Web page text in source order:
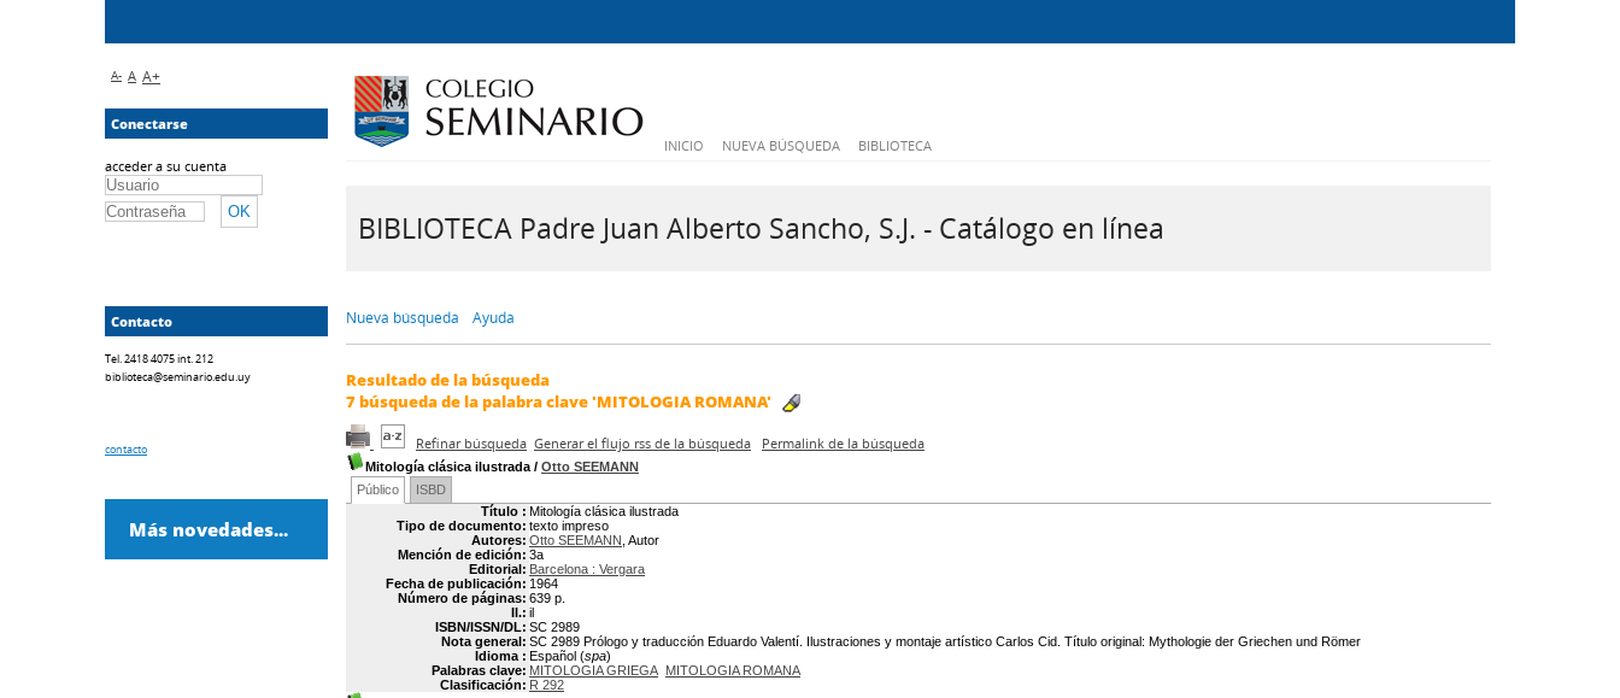
INICIO NUEVA BÚSQUEDA BIBLIOTECA
BIBLIOTECA Padre Juan Alberto Sancho, S.J. - Catálogo en línea
Nueva búsqueda Ayuda
Resultado de la búsqueda
7búsqueda de la palabra clave'MITOLOGIA ROMANA'
Refinar búsqueda Generar el flujo rss de la búsqueda Permalink de la búsqueda
Mitología clásica ilustrada / Otto SEEMANN
Público
ISBD
Título : Mitología clásica ilustrada
Tipo de documento: texto impreso
Autores: Otto SEEMANN , Autor
Mención de edición: 3a
Editorial: Barcelona : Vergara
Fecha de publicación: 1964
Número de páginas: 639 p.
Il.: il
ISBN/ISSN/DL: SC 2989
Nota general: SC 2989 Prólogo y traducción Eduardo Valentí. Ilustraciones y montaje artístico Carlos Cid. Título original: Mythologie der Griechen und Römer
Idioma : Español (spa)
Palabras clave: MITOLOGIA GRIEGA MITOLOGIA ROMANA
Clasificación: R 292
A- A A+
Conectarse
acceder a su cuenta
Contacto
Tel. 2418 4075 int. 212
biblioteca@seminario.edu.uy
contacto
Más novedades...